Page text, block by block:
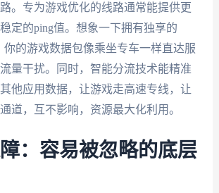
。专为游戏优化的线路通常能提供更
定的ping值。想象一下拥有独享的
你的游戏数据包像乘坐专车一样直达服
量干扰。同时，智能分流技术能精准
他应用数据，让游戏走高速专线，让
道，互不影响，资源最大化利用。
：容易被忽略的底层